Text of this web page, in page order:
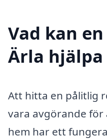
Vad kan
Ärla
Att hitta en pålitlig
vara avgörande
hem har ett